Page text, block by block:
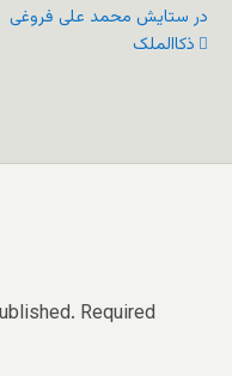
در ستایش محمد علی فروغی
ذکاالملک
Required